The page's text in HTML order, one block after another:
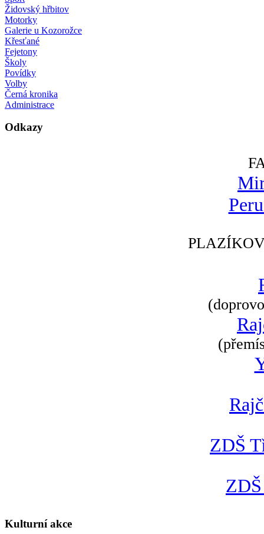
Židovský hřbitov
Motorky
Galerie u Kozorožce
Křesťané
Fejetony
Školy
Povídky
Volby
Černá kronika
Administrace
Odkazy
ZDŠ
Kulturní akce